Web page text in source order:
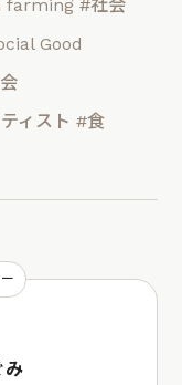
farming #社会
Good
ィスト #食
み